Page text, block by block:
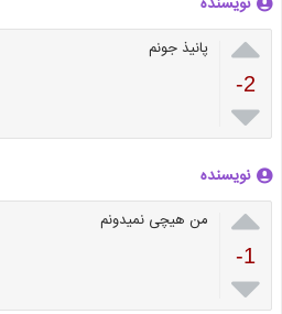

-2

پانیذ جونم
نویسنده

-1

من هیچی نمیدونم